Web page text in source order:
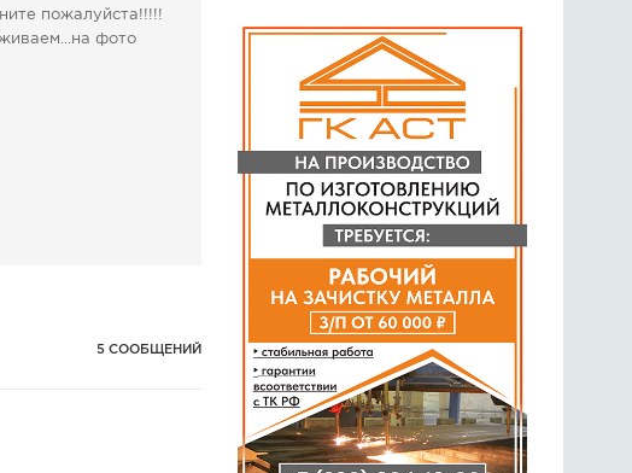
пожалуйста!!!!!
фото
5 СООБЩЕНИЙ